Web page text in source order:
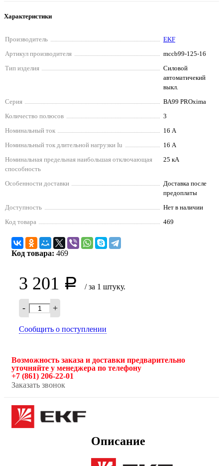
Характеристики
Производитель
EKF
Артикул производителя
mccb99-125-16
Тип изделия
Силовой
автоматичекий
выкл.
Серия
ВА99 PROxima
Количество полюсов
3
Номинальный ток
16 А
Номинальный ток длительной нагрузки Iu
16 А
Номинальная предельная наибольшая отключающая
способность
25 кА
Особенности доставки
Доставка после
предоплаты
Доступность
Нет в наличии
Код товара
469
Код товара: 469
3 201 Р / за 1 штуку.
- +
Сообщить о поступлении
Возможность заказа и доставки предварительно
уточняйте у менеджера по телефону
+7 (861) 206-22-01
Заказать звонок
Описание